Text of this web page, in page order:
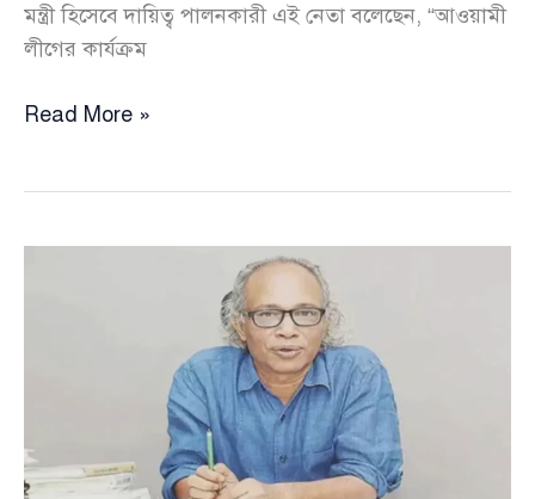
মন্ত্রী হিসেবে দায়িত্ব পালনকারী এই নেতা বলেছেন, “আওয়ামী
লীগের কার্যক্রম
আওয়ামী
থাকবে
বার্তা
মির্জা
Read More »